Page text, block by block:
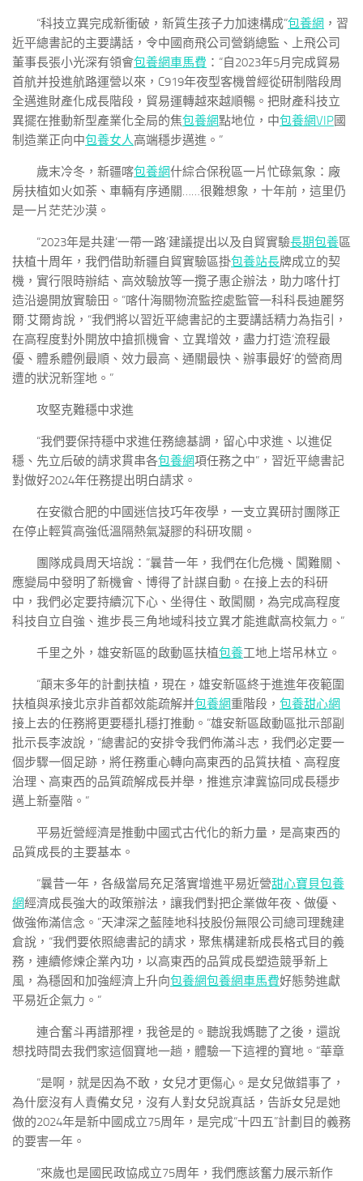
“科技立異完成新衝破，新質生孩子力加速構成”包養網 ，習
近平總書記的主要講話，令中國商飛公司營銷總監、上飛公司
董事長張小光深有領會包養網車馬費 ：“自2023年5月完成貿易
首航并投進航路運營以來，C919年夜型客機曾經從研制階段周
全邁進財產化成長階段，貿易運轉越來越順暢。把財產科技立
異擺在推動新型產業化全局的焦包養網點地位，中包養網VIP國
制造業正向中包養女人高端穩步邁進。”
歲末冷冬，新疆喀包養網什綜合保稅區一片忙碌氣象：廠
房扶植如火如荼、車輛有序通關……很難想象，十年前，這里仍
是一片茫茫沙漠。
“2023年是共建‘一帶一路’建議提出以及自貿實驗長期包養區
扶植十周年，我們借助新疆自貿實驗區掛包養站長牌成立的契
機，實行限時辦結、高效驗放等一攬子惠企辦法，助力喀什打
造沿邊開放實驗田。”喀什海關物流監控處監管一科科長迪麗努
爾·艾爾肯說，“我們將以習近平總書記的主要講話精力為指引，
在高程度對外開放中搶抓機會、立異增效，盡力打造‘流程最
優、體系體例最順、效力最高、通關最快、辦事最好’的營商周
遭的狀況新窪地。”
攻堅克難穩中求進
“我們要保持穩中求進任務總基調，留心中求進、以進促
穩、先立后破的請求貫串各包養網項任務之中”，習近平總書記
對做好2024年任務提出明白請求。
在安徽合肥的中國迷信技巧年夜學，一支立異研討團隊正
在停止輕質高強低溫隔熱氣凝膠的科研攻關。
團隊成員周天培說：“曩昔一年，我們在化危機、闖難關、
應變局中發明了新機會、博得了計謀自動。在接上去的科研
中，我們必定要持續沉下心、坐得住、敢闖關，為完成高程度
科技自立自強、進步長三角地域科技立異才能進獻高校氣力。”
千里之外，雄安新區的啟動區扶植包養工地上塔吊林立。
“顛末多年的計劃扶植，現在，雄安新區終于進進年夜範圍
扶植與承接北京非首都效能疏解并包養網重階段， 包養甜心網
接上去的任務將更要穩扎穩打推動。”雄安新區啟動區批示部副
批示長李波說，“總書記的安排令我們佈滿斗志，我們必定要一
個步驟一個足跡，將任務重心轉向高東西的品質扶植、高程度
治理、高東西的品質疏解成長并舉，推進京津冀協同成長穩步
邁上新臺階。”
平易近營經濟是推動中國式古代化的新力量，是高東西的
品質成長的主要基本。
“曩昔一年，各級當局充足落實增進平易近營甜心寶貝包養
網經濟成長強大的政策辦法，讓我們對把企業做年夜、做優、
做強佈滿信念。”天津深之藍陸地科技股份無限公司總司理魏建
倉說，“我們要依照總書記的請求，聚焦構建新成長格式目的義
務，連續修煉企業內功，以高東西的品質成長塑造競爭新上
風，為穩固和加強經濟上升向包養網包養網車馬費好態勢進獻
平易近企氣力。”
連合奮斗再譜那裡，我爸是的。聽說我媽聽了之後，還說
想找時間去我們家這個寶地一趟，體驗一下這裡的寶地。”華章
“是啊，就是因為不敢，女兒才更傷心。是女兒做錯事了，
為什麼沒有人責備女兒，沒有人對女兒說真話，告訴女兒是她
做的2024年是新中國成立75周年，是完成“十四五”計劃目的義務
的要害一年。
“來歲也是國民政協成立75周年，我們應該奮力展示新作